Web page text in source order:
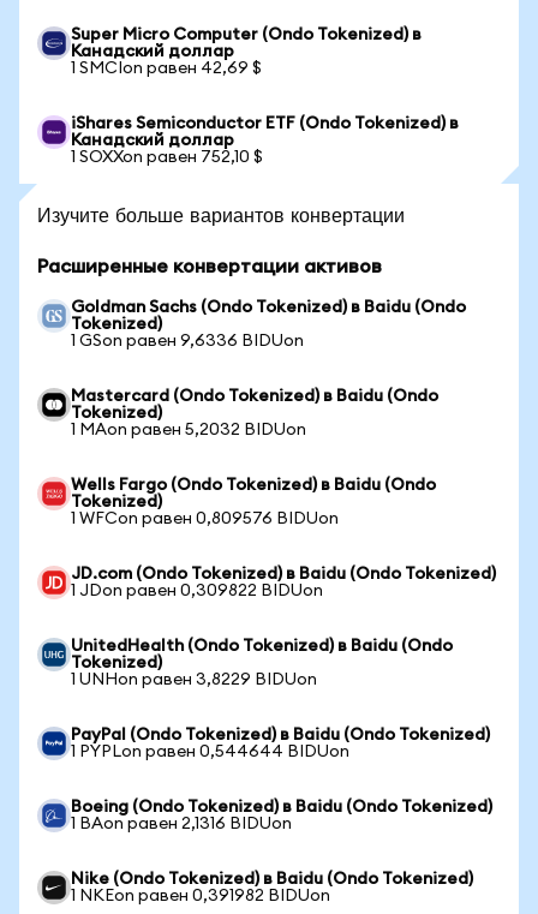
Super Micro Computer (Ondo Tokenized) в
Канадский доллар
1 SMCIon равен 42,69 $
iShares Semiconductor ETF (Ondo Tokenized) в
Канадский доллар
1 SOXXon равен 752,10 $
Изучите больше вариантов конвертации
Расширенные конвертации активов
Goldman Sachs (Ondo Tokenized) в Baidu (Ondo
Tokenized)
1 GSon равен 9,6336 BIDUon
Mastercard (Ondo Tokenized) в Baidu (Ondo
Tokenized)
1 MAon равен 5,2032 BIDUon
Wells Fargo (Ondo Tokenized) в Baidu (Ondo
Tokenized)
1 WFCon равен 0,809576 BIDUon
JD.com (Ondo Tokenized) в Baidu (Ondo Tokenized)
1 JDon равен 0,309822 BIDUon
UnitedHealth (Ondo Tokenized) в Baidu (Ondo
Tokenized)
1 UNHon равен 3,8229 BIDUon
PayPal (Ondo Tokenized) в Baidu (Ondo Tokenized)
1 PYPLon равен 0,544644 BIDUon
Boeing (Ondo Tokenized) в Baidu (Ondo Tokenized)
1 BAon равен 2,1316 BIDUon
Nike (Ondo Tokenized) в Baidu (Ondo Tokenized)
1 NKEon равен 0,391982 BIDUon